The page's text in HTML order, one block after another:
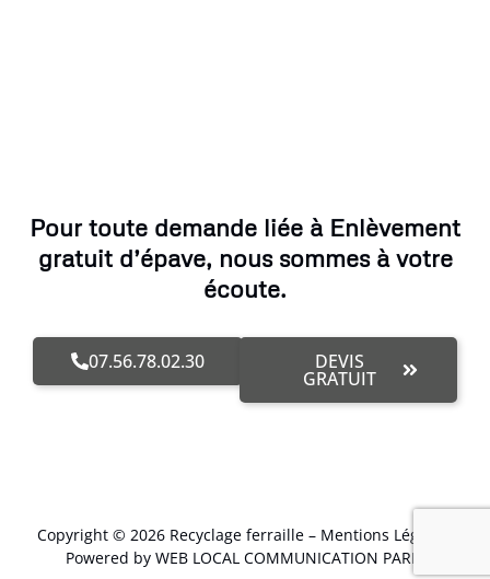
Pour toute demande liée à Enlèvement
gratuit d’épave, nous sommes à votre
écoute.
07.56.78.02.30 DEVIS
GRATUIT
Copyright © 2026 Recyclage ferraille – Mentions Légales
Powered by WEB LOCAL COMMUNICATION PARIS